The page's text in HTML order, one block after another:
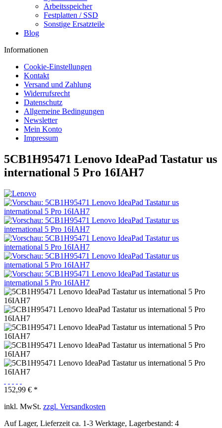
Arbeitsspeicher
Festplatten / SSD
Sonstige Ersatzteile
Blog
Informationen
Cookie-Einstellungen
Kontakt
Versand und Zahlung
Widerrufsrecht
Datenschutz
Allgemeine Bedingungen
Newsletter
Mein Konto
Impressum
5CB1H95471 Lenovo IdeaPad Tastatur us
international 5 Pro 16IAH7
152,99 € *
inkl. MwSt. zzgl. Versandkosten
Auf Lager, Lieferzeit ca. 1-3 Werktage, Lagerbestand: 4